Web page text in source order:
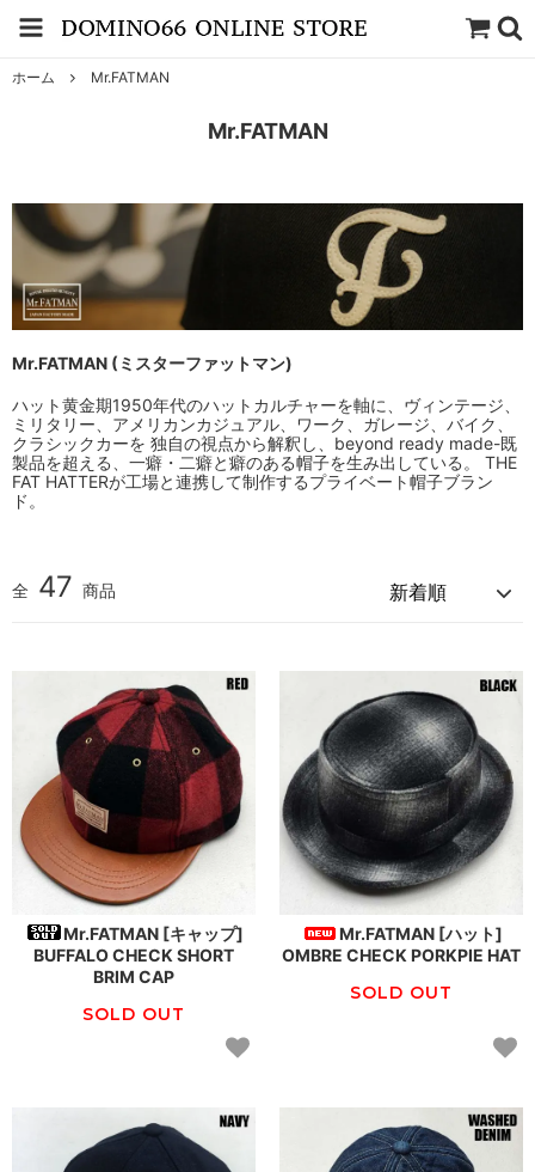
ホーム Mr.FATMAN
Mr.FATMAN
Mr.FATMAN (ミスターファットマン)
ハット黄金期1950年代のハットカルチャーを軸に、ヴィンテージ、
ミリタリー、アメリカンカジュアル、ワーク、ガレージ、バイク、
クラシックカーを 独自の視点から解釈し、beyond ready made-既
製品を超える、一癖・二癖と癖のある帽子を生み出している。 THE
FAT HATTERが工場と連携して制作するプライベート帽子ブラン
ド。
全 47 商品
Mr.FATMAN [キャップ]
BUFFALO CHECK SHORT
BRIM CAP
SOLD OUT
Mr.FATMAN [ハット]
OMBRE CHECK PORKPIE HAT
SOLD OUT